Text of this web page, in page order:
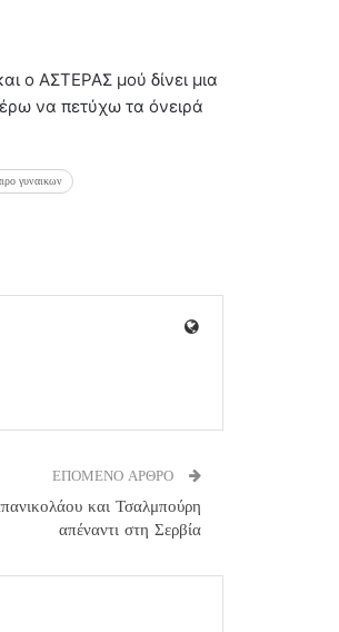
ο ΑΣΤΕΡΑΣ μού δίνει μια
να πετύχω τα όνειρά
γυναικων
ΕΠΟΜΕΝΟ ΑΡΘΡΟ
και Τσαλμπούρη
απέναντι στη Σερβία